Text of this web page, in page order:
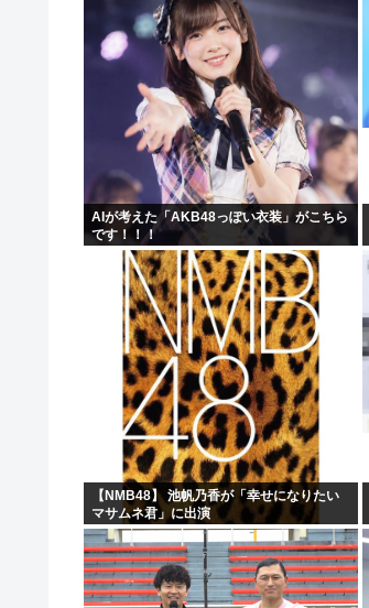
AIが考えた「AKB48っぽい衣装」がこちら
です！！！
【NMB48】 池帆乃香が「幸せになりたい
マサムネ君」に出演